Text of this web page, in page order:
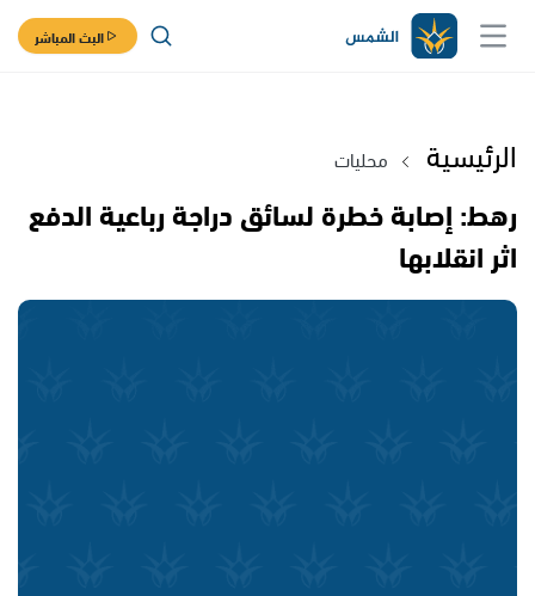
البث المباشر
الرئيسية محليات
رهط: إصابة خطرة لسائق دراجة رباعية الدفع
اثر انقلابها